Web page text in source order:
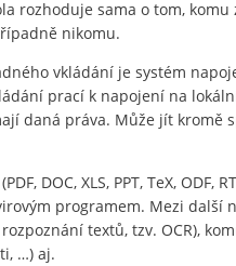
rozhoduje sama o tom,
nikomu.
vkládání je systém
prací k napojení na
daná práva. Může jít kromě
(PDF, DOC, XLS, PPT, TeX, ODF,
programem. Mezi další
textů, tzv. OCR),
…) aj.